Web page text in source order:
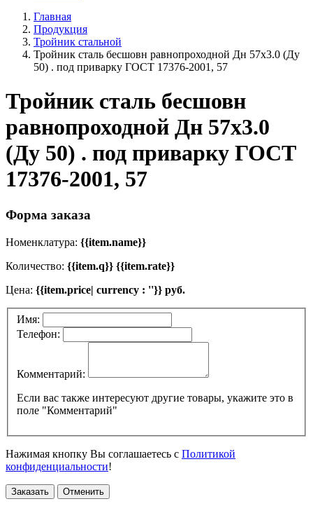
Главная
Продукция
Тройник стальной
Тройник сталь бесшовн равнопроходной Дн 57х3.0 (Ду
50) . под приварку ГОСТ 17376-2001, 57
Тройник сталь бесшовн
равнопроходной Дн 57х3.0
(Ду 50) . под приварку ГОСТ
17376-2001, 57
Форма заказа
Номенклатура: {{item.name}}
Количество: {{item.q}} {{item.rate}}
Цена: {{item.price| currency : ''}} руб.
Имя:
Телефон:
Комментарий:
Если вас также интересуют другие товары, укажите это в
поле "Комментарий"
Нажимая кнопку Вы соглашаетесь с Политикой
конфиденциальности!
Заказать Отменить